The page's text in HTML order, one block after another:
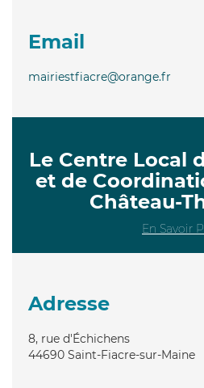
Email
mairiestfiacre@orange.fr
Le Centre Local
et de
Château-
En Savoir
Adresse
8, rue d'Échichens
44690 Saint-Fiacre-sur-Maine